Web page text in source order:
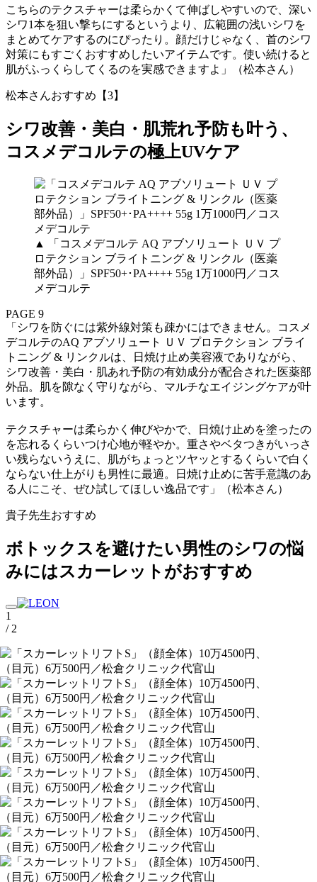
こちらのテクスチャーは柔らかくて伸ばしやすいので、深い
シワ1本を狙い撃ちにするというより、広範囲の浅いシワを
まとめてケアするのにぴったり。顔だけじゃなく、首のシワ
対策にもすごくおすすめしたいアイテムです。使い続けると
肌がふっくらしてくるのを実感できますよ」（松本さん）
松本さんおすすめ【3】
シワ改善・美白・肌荒れ予防も叶う、
コスメデコルテの極上UVケア
▲ 「コスメデコルテ AQ アブソリュート ＵＶ プ
ロテクション ブライトニング & リンクル（医薬
部外品）」SPF50+･PA++++ 55g 1万1000円／コス
メデコルテ
PAGE 9
「シワを防ぐには紫外線対策も疎かにはできません。コスメ
デコルテのAQ アブソリュート ＵＶ プロテクション ブライ
トニング & リンクルは、日焼け止め美容液でありながら、
シワ改善・美白・肌あれ予防の有効成分が配合された医薬部
外品。肌を隙なく守りながら、マルチなエイジングケアが叶
います。
テクスチャーは柔らかく伸びやかで、日焼け止めを塗ったの
を忘れるくらいつけ心地が軽やか。重さやベタつきがいっさ
い残らないうえに、肌がちょっとツヤッとするくらいで白く
ならない仕上がりも男性に最適。日焼け止めに苦手意識のあ
る人にこそ、ぜひ試してほしい逸品です」（松本さん）
貴子先生おすすめ
ボトックスを避けたい男性のシワの悩
みにはスカーレットがおすすめ
1
/ 2